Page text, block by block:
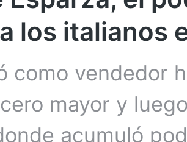
los italianos
como vendedor
mayor y
acumuló